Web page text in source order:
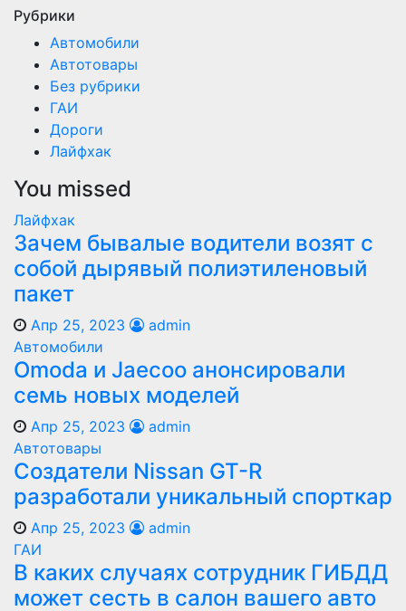
Рубрики
Автомобили
Автотовары
Без рубрики
ГАИ
Дороги
Лайфхак
You missed
Лайфхак
Зачем бывалые водители возят с
собой дырявый полиэтиленовый
пакет
Апр 25, 2023
admin
Автомобили
Оmoda и Jaecoo анонсировали
семь новых моделей
Апр 25, 2023
admin
Автотовары
Создатели Nissan GT-R
разработали уникальный спорткар
Апр 25, 2023
admin
ГАИ
В каких случаях сотрудник ГИБДД
может сесть в салон вашего авто